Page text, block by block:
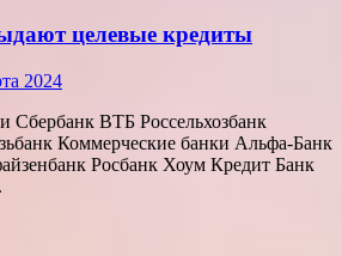
целевые кредиты
2024
Сбербанк ВТБ Россельхозбанк
Коммерческие банки Альфа-Банк
Росбанк Хоум Кредит Банк